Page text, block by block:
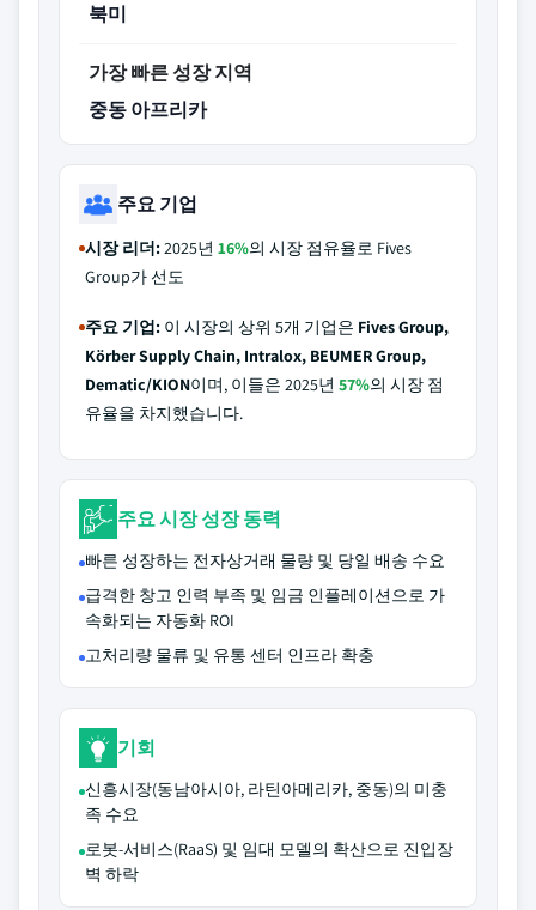
북미
가장 빠른 성장 지역
중동 아프리카
주요 기업
시장 리더:2025년 16%의 시장 점유율로 Fives
Group가 선도
주요 기업: 이 시장의 상위 5개 기업은 Fives Group,
Körber Supply Chain, Intralox, BEUMER Group,
Dematic/KION이며, 이들은 2025년 57%의 시장 점
유율을 차지했습니다.
주요 시장 성장 동력
빠른 성장하는 전자상거래 물량 및 당일 배송 수요
급격한 창고 인력 부족 및 임금 인플레이션으로 가
속화되는 자동화 ROI
고처리량 물류 및 유통 센터 인프라 확충
기회
신흥시장(동남아시아, 라틴아메리카, 중동)의 미충
족 수요
로봇-서비스(RaaS) 및 임대 모델의 확산으로 진입장
벽 하락